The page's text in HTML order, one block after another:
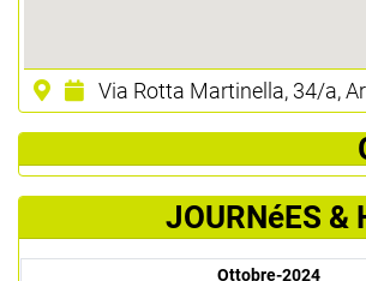
Via Rotta Martinella, 34/a,
JOURNéES &
Ottobre-2024